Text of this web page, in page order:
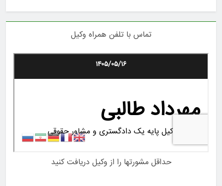
تماس با تلفن همراه وکیل
حداقل مشورتها را از وکیل دریافت کنید